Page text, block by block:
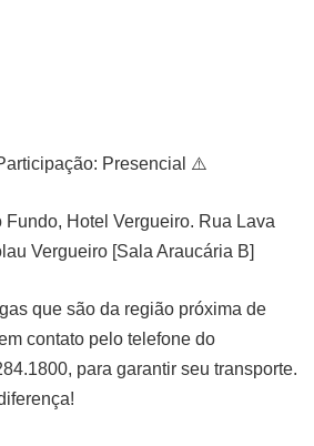
Presencial ⚠️
Fundo, Hotel Vergueiro. Rua Lava
Vergueiro [Sala Araucária B]
que são da região próxima de
contato pelo telefone do
para garantir seu transporte.